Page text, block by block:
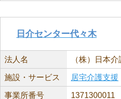
日介センター代々木
法人名 （株）日本
施設・サービス 居宅介護支援
事業所番号 1371300011